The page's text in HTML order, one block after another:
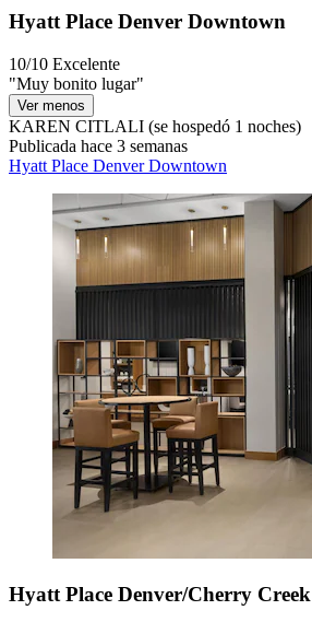
Hyatt Place Denver Downtown
10/10 Excelente
"Muy bonito lugar"
Ver menos
KAREN CITLALI (se hospedó 1 noches)
Publicada hace 3 semanas
Hyatt Place Denver Downtown
Hyatt Place Denver/Cherry Creek